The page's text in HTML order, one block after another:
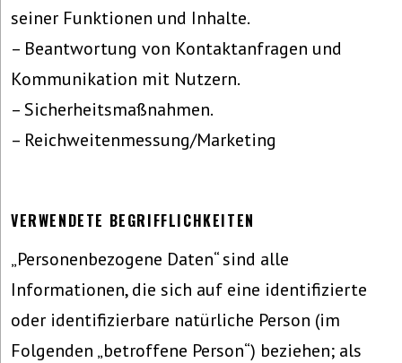
seiner Funktionen und Inhalte.
– Beantwortung von Kontaktanfragen und
Kommunikation mit Nutzern.
– Sicherheitsmaßnahmen.
– Reichweitenmessung/Marketing
VERWENDETE BEGRIFFLICHKEITEN
„Personenbezogene Daten“ sind alle
Informationen, die sich auf eine identifizierte
oder identifizierbare natürliche Person (im
Folgenden „betroffene Person“) beziehen; als